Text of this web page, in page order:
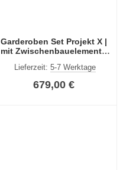
Garderoben Set Projekt X |
mit Zwischenbauelement |
Lieferzeit:5-7 Werktage
679,00 €